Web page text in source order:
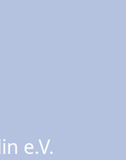
e.V.